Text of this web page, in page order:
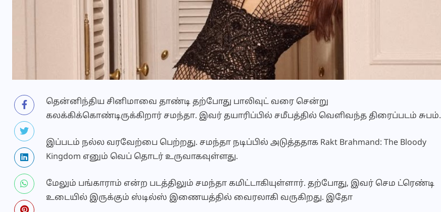
தென்னிந்திய சினிமாவை தாண்டி தற்போது பாலிவுட் வரை சென்று
கலக்கிக்கொண்டிருக்கிறார் சமந்தா. இவர் தயாரிப்பில் சமீபத்தில் வெளிவந்த திரைப்படம் சுபம்.
இப்படம் நல்ல வரவேற்பை பெற்றது. சமந்தா நடிப்பில் அடுத்ததாக Rakt Brahmand: The Bloody
Kingdom எனும் வெப் தொடர் உருவாகவுள்ளது.
மேலும் பங்காராம் என்ற படத்திலும் சமந்தா கமிட்டாகியுள்ளார். தற்போது, இவர் செம ட்ரெண்டி
உடையில் இருக்கும் ஸ்டில்ஸ் இணையத்தில் வைரலாகி வருகிறது. இதோ